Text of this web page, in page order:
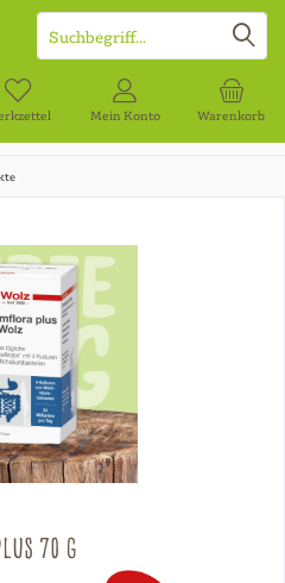
Warenkorb
Mein Konto
70 g